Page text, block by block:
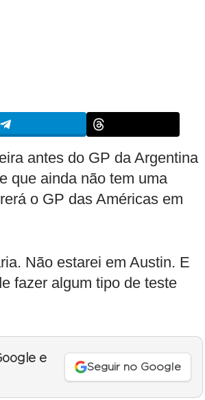
antes do GP da Argentina
que ainda não tem uma
o GP das Américas em
Não estarei em Austin. E
fazer algum tipo de teste
e
Seguir no Google